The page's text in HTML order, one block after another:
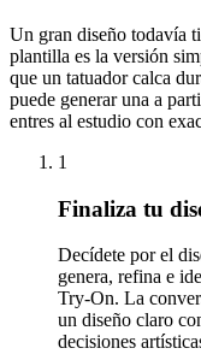
Un gran diseño todavía
plantilla es la versión
que un tatuador calca
puede generar una a
entres al estudio con
1
Finaliza tu
Decídete por el
genera, refina e
Try-On. La
un diseño claro
decisiones